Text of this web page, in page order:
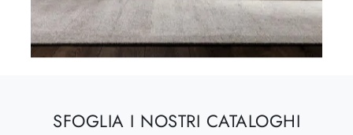
SFOGLIA I NOSTRI CATALOGHI